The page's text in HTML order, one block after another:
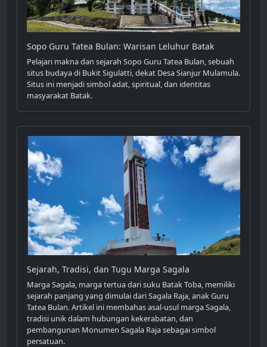
Sopo Guru Tatea Bulan: Warisan Leluhur Batak
Pelajari makna dan sejarah Sopo Guru Tatea Bulan, sebuah
situs budaya di Bukit Sigulatti, dekat Desa Sianjur Mulamula.
Situs ini menjadi simbol adat, spiritual, dan identitas
masyarakat Batak.
Sejarah, Tradisi, dan Tugu Marga Sagala
Marga Sagala, marga tertua dari suku Batak Toba, memiliki
sejarah panjang yang dimulai dari Sagala Raja, anak Guru
Tatea Bulan. Artikel ini membahas asal-usul marga Sagala,
tradisi unik dalam hubungan kekerabatan, dan
pembangunan Monumen Sagala Raja sebagai simbol
persatuan.